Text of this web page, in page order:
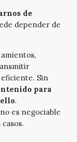
de
depender de
Sin
para
.
es negociable